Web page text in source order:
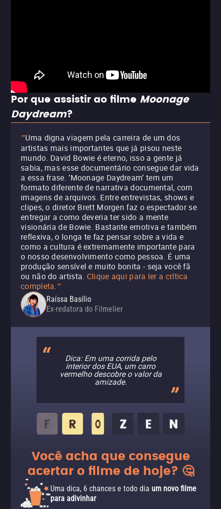
Por que assistir ao filme Moonage
Daydream?
"Uma digna viagem pela carreira de um dos
artistas mais importantes que já pisou neste
mundo. David Bowie é eterno, isso a gente já
sabia, mas esse documentário consegue dar vida
a essa frase. ‘Moonage Daydream’ tem um
formato diferente de narrativa documental, com
imagens de arquivos. Entre entrevistas, shows e
clipes, o diretor Brett Morgen faz o espectador se
entregar a como deveria ter sido a mente
visionária de Bowie. Bastante emotiva e também
reflexiva, o longa te faz pensar sobre a vida e
como a cultura é extremamente importante para
o nosso desenvolvimento como pessoa. É uma
produção sensível e muito bonita - seja você fã
ou não do artista. Clique aqui para ler a crítica
completa. "
Raíssa Basílio
Ex-redatora do Filmelier
Dica: Em uma corrida pelo
interior dos EUA, um carro
vermelho descobre o valor da
amizade.
Você acha que consegue
acertar o filme de hoje? 🤔
Uma dica, 6 chances e todo dia um novo filme
para adivinhar